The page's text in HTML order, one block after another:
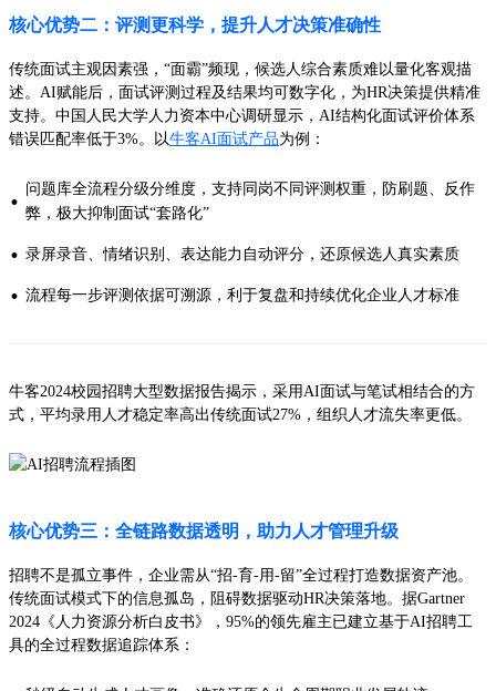
核心优势二：评测更科学，提升人才决策准确性
传统面试主观因素强，“面霸”频现，候选人综合素质难以量化客观描
述。AI赋能后，面试评测过程及结果均可数字化，为HR决策提供精准
支持。中国人民大学人力资本中心调研显示，AI结构化面试评价体系
错误匹配率低于3%。以牛客AI面试产品为例：
· 问题库全流程分级分维度，支持同岗不同评测权重，防刷题、反作
弊，极大抑制面试“套路化”
· 录屏录音、情绪识别、表达能力自动评分，还原候选人真实素质
· 流程每一步评测依据可溯源，利于复盘和持续优化企业人才标准
牛客2024校园招聘大型数据报告揭示，采用AI面试与笔试相结合的方
式，平均录用人才稳定率高出传统面试27%，组织人才流失率更低。
核心优势三：全链路数据透明，助力人才管理升级
招聘不是孤立事件，企业需从“招-育-用-留”全过程打造数据资产池。
传统面试模式下的信息孤岛，阻碍数据驱动HR决策落地。据Gartner
2024《人力资源分析白皮书》，95%的领先雇主已建立基于AI招聘工
具的全过程数据追踪体系：